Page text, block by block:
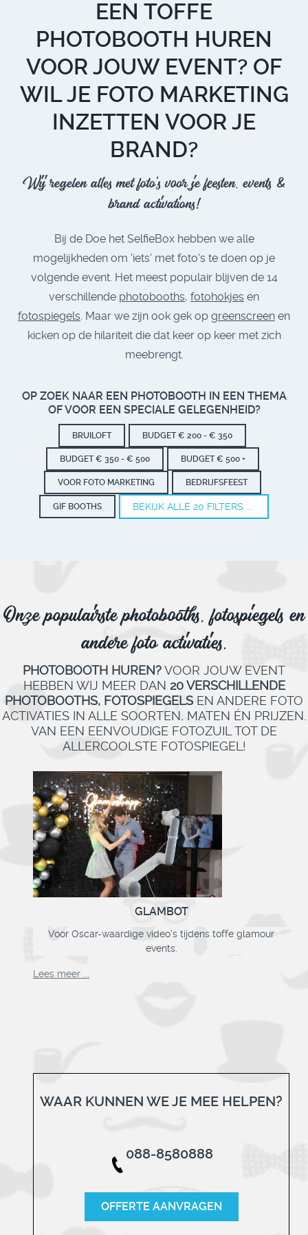
EEN TOFFE
PHOTOBOOTH HUREN
VOOR JOUW EVENT? OF
WIL JE FOTO MARKETING
INZETTEN VOOR JE
BRAND?
Wij regelen alles met foto's voor je feesten, events &
brand activations!
Bij de Doe het SelfieBox hebben we alle
mogelijkheden om 'iets' met foto's te doen op je
volgende event. Het meest populair blijven de 14
verschillende photobooths, fotohokjes en
fotospiegels. Maar we zijn ook gek op greenscreen en
kicken op de hilariteit die dat keer op keer met zich
meebrengt.
OP ZOEK NAAR EEN PHOTOBOOTH IN EEN THEMA
OF VOOR EEN SPECIALE GELEGENHEID?
BRUILOFT BUDGET € 200 - € 350
BUDGET € 350 - € 500 BUDGET € 500 +
VOOR FOTO MARKETING BEDRIJFSFEEST
GIF BOOTHS BEKIJK ALLE 20 FILTERS ...
Onze populairste photobooths, fotospiegels en
andere foto activaties.
PHOTOBOOTH HUREN?VOOR JOUW EVENT
HEBBEN WIJ MEER DAN 20 VERSCHILLENDE
PHOTOBOOTHS, FOTOSPIEGELS EN ANDERE FOTO
ACTIVATIES IN ALLE SOORTEN, MATEN ÉN PRIJZEN.
VAN EEN EENVOUDIGE FOTOZUIL TOT DE
ALLERCOOLSTE FOTOSPIEGEL!
VINTAGE DOE HET SELFIESPIEGEL
Fotospiegel, all-in verzorgd va. € 550
WAAR KUNNEN WE JE MEE HELPEN?
088-8580888
OFFERTE AANVRAGEN